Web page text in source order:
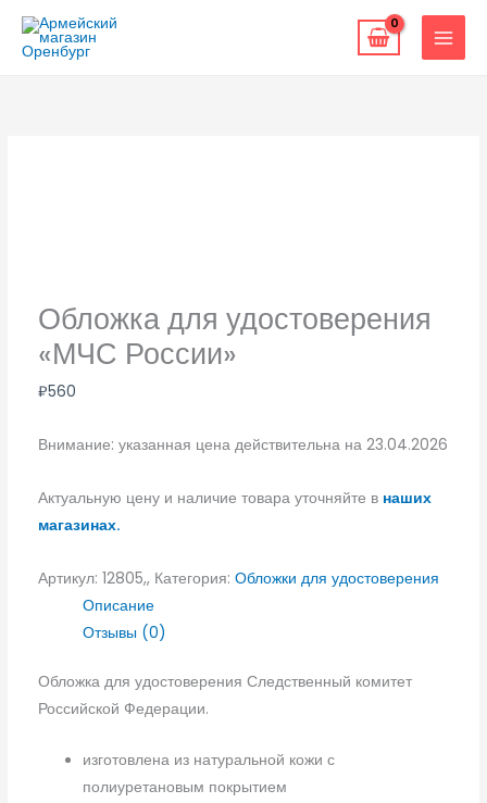
Перейти
содержимому
Обложка для удостоверения
«МЧС России»
₽560
Внимание: указанная цена действительна на 23.04.2026
Актуальную цену и наличие товара уточняйте в наших
магазинах.
Артикул: 12805,, Категория: Обложки для удостоверения
Описание
Отзывы (0)
Обложка для удостоверения Следственный комитет
Российской Федерации.
изготовлена из натуральной кожи с
полиуретановым покрытием